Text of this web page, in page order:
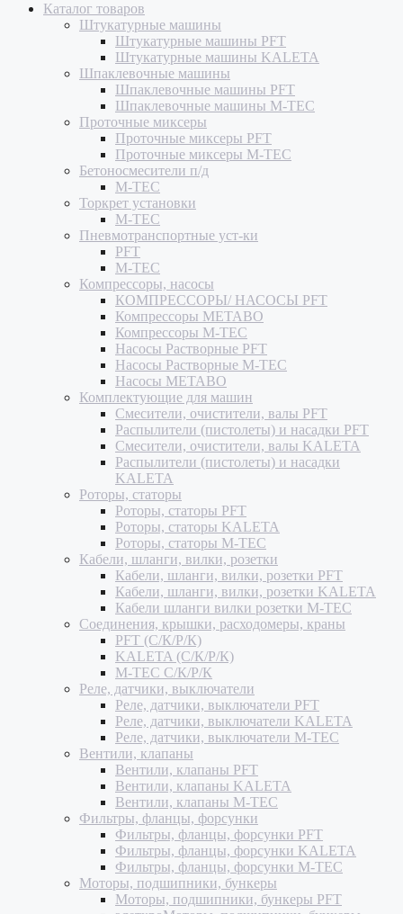
Каталог товаров
Штукатурные машины
Штукатурные машины PFT
Штукатурные машины KALETA
Шпаклевочные машины
Шпаклевочные машины PFT
Шпаклевочные машины M-TEC
Проточные миксеры
Проточные миксеры PFT
Проточные миксеры M-TEC
Бетоносмесители п/д
M-TEC
Торкрет установки
M-TEC
Пневмотранспортные уст-ки
PFT
M-TEC
Компрессоры, насосы
КОМПРЕССОРЫ/ НАСОСЫ PFT
Компрессоры METABO
Компрессоры M-TEC
Насосы Растворные PFT
Насосы Растворные M-TEC
Насосы METABO
Комплектующие для машин
Смесители, очистители, валы PFT
Распылители (пистолеты) и насадки PFT
Смесители, очистители, валы KALETA
Распылители (пистолеты) и насадки
KALETA
Роторы, статоры
Роторы, статоры PFT
Роторы, статоры KALETA
Роторы, статоры M-TEC
Кабели, шланги, вилки, розетки
Кабели, шланги, вилки, розетки PFT
Кабели, шланги, вилки, розетки KALETA
Кабели шланги вилки розетки M-TEC
Соединения, крышки, расходомеры, краны
PFT (С/К/Р/К)
KALETA (С/К/Р/К)
M-TEC С/К/Р/К
Реле, датчики, выключатели
Реле, датчики, выключатели PFT
Реле, датчики, выключатели KALETA
Реле, датчики, выключатели M-TEC
Вентили, клапаны
Вентили, клапаны PFT
Вентили, клапаны KALETA
Вентили, клапаны M-TEC
Фильтры, фланцы, форсунки
Фильтры, фланцы, форсунки PFT
Фильтры, фланцы, форсунки KALETA
Фильтры, фланцы, форсунки M-TEC
Моторы, подшипники, бункеры
Моторы, подшипники, бункеры PFT